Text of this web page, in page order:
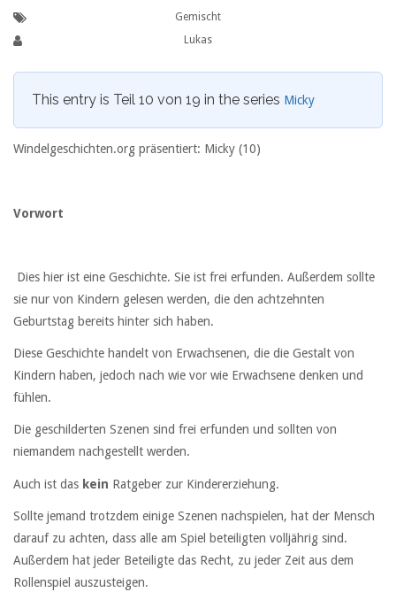
Gemischt
Lukas
This entry is Teil 10 von 19 in the series Micky
Windelgeschichten.org präsentiert: Micky (10)
Vorwort
Dies hier ist eine Geschichte. Sie ist frei erfunden. Außerdem sollte
sie nur von Kindern gelesen werden, die den achtzehnten
Geburtstag bereits hinter sich haben.
Diese Geschichte handelt von Erwachsenen, die die Gestalt von
Kindern haben, jedoch nach wie vor wie Erwachsene denken und
fühlen.
Die geschilderten Szenen sind frei erfunden und sollten von
niemandem nachgestellt werden.
Auch ist das kein Ratgeber zur Kindererziehung.
Sollte jemand trotzdem einige Szenen nachspielen, hat der Mensch
darauf zu achten, dass alle am Spiel beteiligten volljährig sind.
Außerdem hat jeder Beteiligte das Recht, zu jeder Zeit aus dem
Rollenspiel auszusteigen.